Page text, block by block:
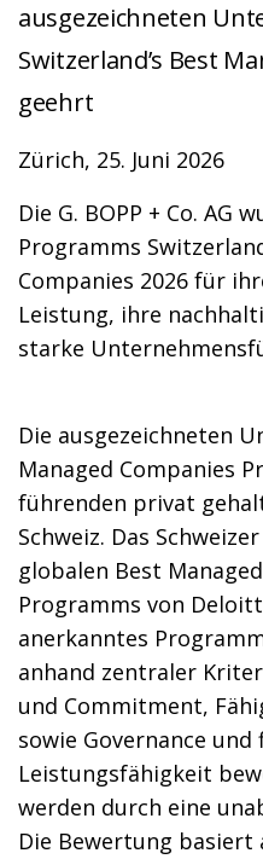
ausgezeichneten
Switzerland’s Best
geehrt
Zürich, 25. Juni 2026
Die G. BOPP + Co. AG
Programms
Companies 2026 für
Leistung, ihre
starke
Die ausgezeichneten
Managed Companies
führenden privat
Schweiz. Das
globalen Best
Programms von
anerkanntes
anhand zentraler
und Commitment,
sowie Governance und
Leistungsfähigkeit
werden durch eine
Die Bewertung basiert